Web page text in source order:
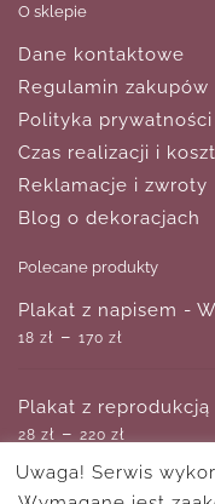
O sklepie
Dane kontaktowe
Regulamin zakupów
Polityka prywatności
Czas realizacji i
Reklamacje i zwroty
Blog o dekoracjach
Polecane produkty
Plakat z napisem -
18 zł – 170 zł
Plakat z
28 zł – 220 zł
Uwaga! Serwis